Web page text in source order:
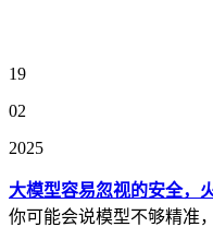
19
02
2025
大模型容易忽视的安全，
你可能会说模型不够精准